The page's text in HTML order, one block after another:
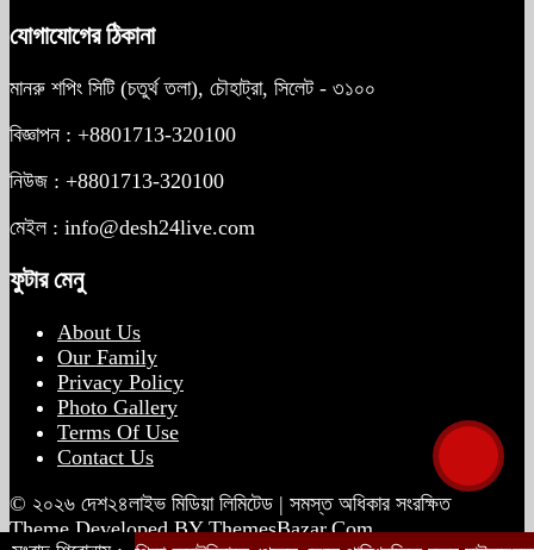
ট্রাম্পকে ‘রাজার খোঁচা’ দিলেন ব্রিটিশ চার্লস,
ফরাসি ভাষা নিয়ে ব্যঙ্গ
যোগাযোগের ঠিকানা
মানরু শপিং সিটি (চতুর্থ তলা), চৌহাট্রা, সিলেট - ৩১০০
বিজ্ঞাপন : +8801713-320100
নিউজ : +8801713-320100
মেইল : info@desh24live.com
ফুটার মেনু
About Us
Our Family
Privacy Policy
Photo Gallery
Terms Of Use
Contact Us
© ২০২৬ দেশ২৪লাইভ মিডিয়া লিমিটেড | সমস্ত অধিকার সংরক্ষিত
Theme Developed BYThemesBazar.Com